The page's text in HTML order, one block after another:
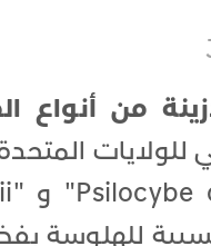
من أنواع
للولايات
للهلوسة